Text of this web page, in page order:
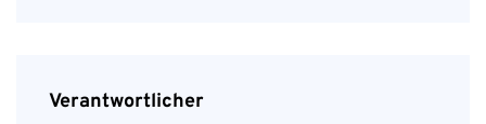
Verantwortlicher